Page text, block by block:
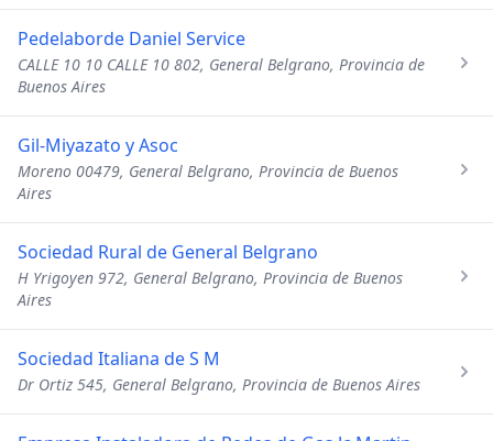
Pedelaborde Daniel Service
CALLE 10 10 CALLE 10 802, General Belgrano, Provincia de
Buenos Aires
Gil-Miyazato y Asoc
Moreno 00479, General Belgrano, Provincia de Buenos
Aires
Sociedad Rural de General Belgrano
H Yrigoyen 972, General Belgrano, Provincia de Buenos
Aires
Sociedad Italiana de S M
Dr Ortiz 545, General Belgrano, Provincia de Buenos Aires